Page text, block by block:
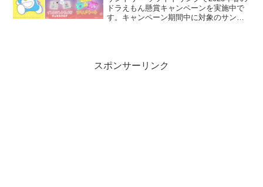
ドラえもん懸賞キャンペーンを実施中で
す。キャンペーン期間中に対象のサント
スポンサーリンク